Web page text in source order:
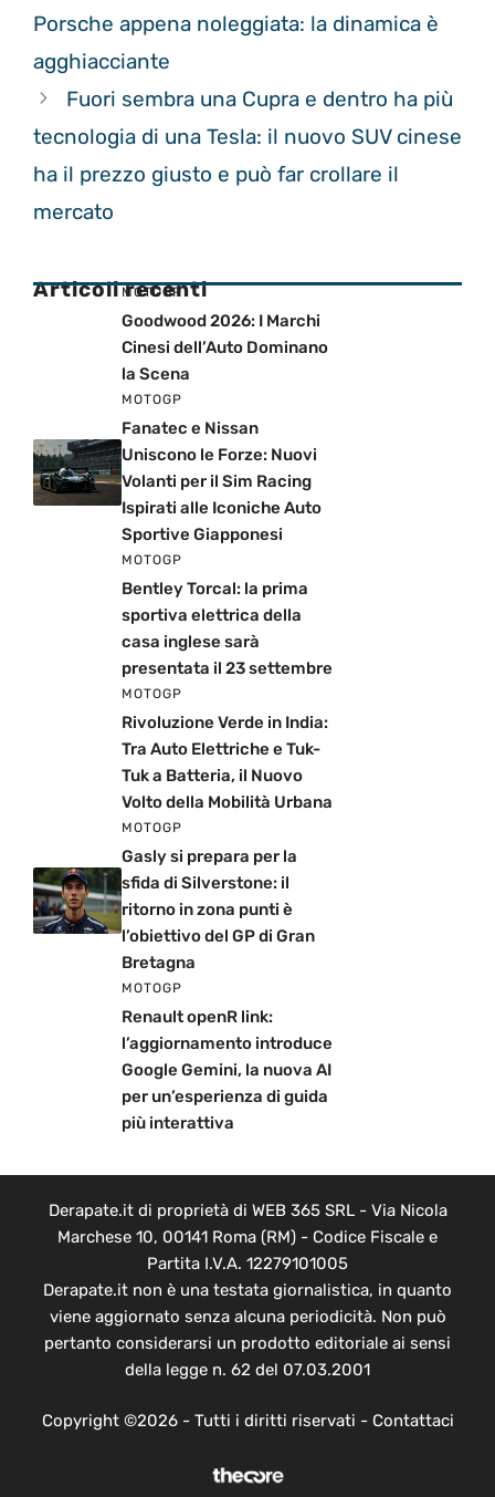
Porsche appena noleggiata: la dinamica è
agghiacciante
Fuori sembra una Cupra e dentro ha più
tecnologia di una Tesla: il nuovo SUV cinese
ha il prezzo giusto e può far crollare il
mercato
Articoli recenti
MOTOGP
Goodwood 2026: I Marchi
Cinesi dell’Auto Dominano
la Scena
MOTOGP
Fanatec e Nissan
Uniscono le Forze: Nuovi
Volanti per il Sim Racing
Ispirati alle Iconiche Auto
Sportive Giapponesi
MOTOGP
Bentley Torcal: la prima
sportiva elettrica della
casa inglese sarà
presentata il 23 settembre
MOTOGP
Rivoluzione Verde in India:
Tra Auto Elettriche e Tuk-
Tuk a Batteria, il Nuovo
Volto della Mobilità Urbana
MOTOGP
Gasly si prepara per la
sfida di Silverstone: il
ritorno in zona punti è
l’obiettivo del GP di Gran
Bretagna
MOTOGP
Renault openR link:
l’aggiornamento introduce
Google Gemini, la nuova AI
per un’esperienza di guida
più interattiva
Derapate.it di proprietà di WEB 365 SRL - Via Nicola
Marchese 10, 00141 Roma (RM) - Codice Fiscale e
Partita I.V.A. 12279101005
Derapate.it non è una testata giornalistica, in quanto
viene aggiornato senza alcuna periodicità. Non può
pertanto considerarsi un prodotto editoriale ai sensi
della legge n. 62 del 07.03.2001
Copyright ©2026 - Tutti i diritti riservati - Contattaci